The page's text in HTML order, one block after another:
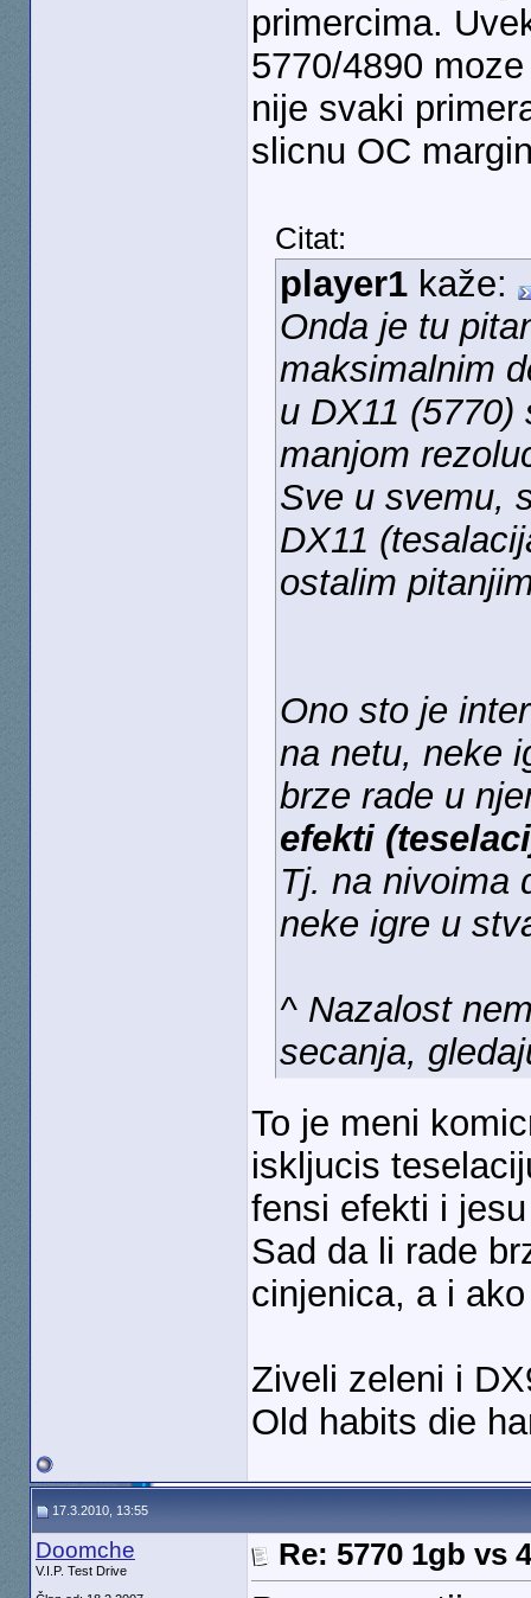
primercima.
5770/4890
nije svaki
slicnu OC
Citat:
player1kaže:
Onda je tu
maksimalnim
u DX11
manjom
Sve u svemu,
DX11
ostalim
Ono sto je
na netu, neke
brze rade u
efekti
Tj. na nivoima
neke igre u
^ Nazalost
secanja,
To je meni
iskljucis
fensi efekti i
Sad da li rade
cinjenica, a i
Ziveli zeleni i
Old habits die
17.3.2010, 13:55
Doomche
V.I.P. Test Drive
Re: 5770 1gb vs